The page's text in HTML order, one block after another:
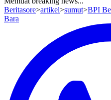
Beritasore>artikel>sumut>BPI
Bara